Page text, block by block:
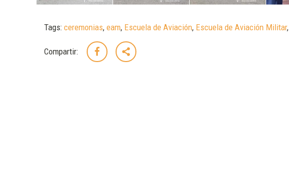
Tags: ceremonias, eam, Escuela de Aviación, Escuela de Aviación Militar,
Compartir: